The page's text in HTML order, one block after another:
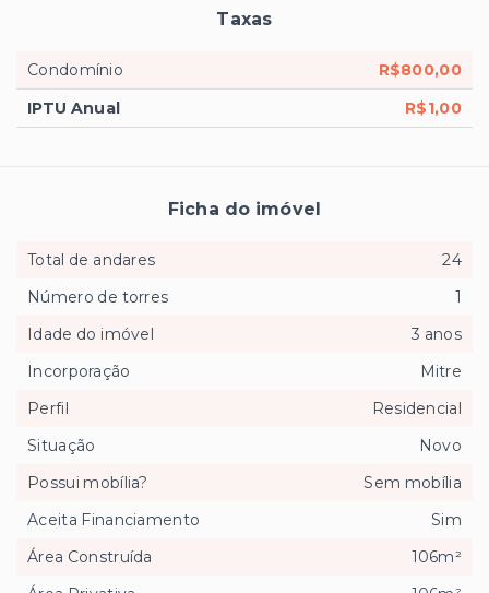
Taxas
Condomínio
R$800,00
IPTU Anual
R$1,00
Ficha do imóvel
Total de andares
24
Número de torres
1
Idade do imóvel
3 anos
Incorporação
Mitre
Perfil
Residencial
Situação
Novo
Possui mobília?
Sem mobília
Aceita Financiamento
Sim
Área Construída
106m²